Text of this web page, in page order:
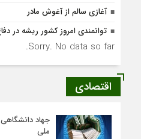
آغازی سالم از آغوش مادر
توانمندی امروز کشور ریشه در
Sorry. No data so far.
اقتصادی
جهاد
ملی